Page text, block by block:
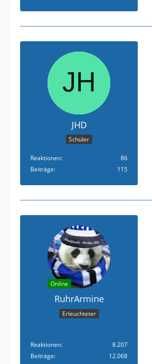
JHD
Schüler
Reaktionen
86
Beiträge
115
Online
RuhrArmine
Erleuchteter
Reaktionen
8.207
Beiträge
12.068